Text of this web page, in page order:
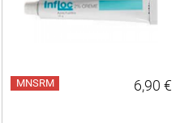
MNSRM 6,90 €